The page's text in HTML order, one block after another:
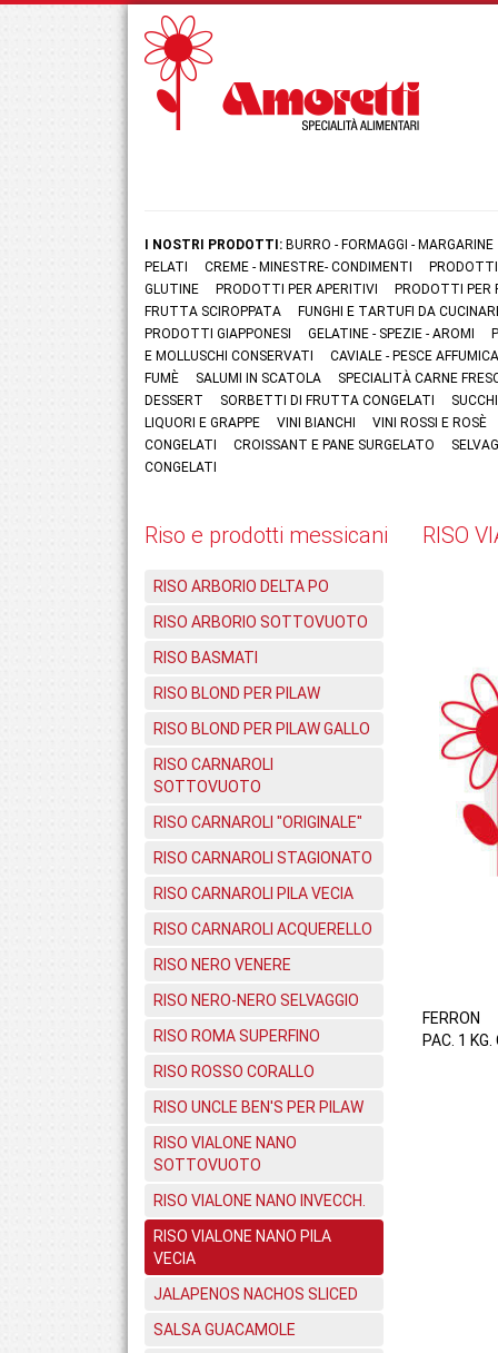
I NOSTRI PRODOTTI: BURRO - FORMAGGI - MARGARINE
PELATI
CREME - MINESTRE- CONDIMENTI
GLUTINE
PRODOTTI PER APERITIVI
PRODOTTI PER
FRUTTA SCIROPPATA
FUNGHI E TARTUFI DA
PRODOTTI GIAPPONESI
GELATINE - SPEZIE - AROMI
E MOLLUSCHI CONSERVATI
CAVIALE - PESCE
FUMÈ
SALUMI IN SCATOLA
SPECIALITÀ CARNE
DESSERT
SORBETTI DI FRUTTA CONGELATI
LIQUORI E GRAPPE
VINI BIANCHI
VINI ROSSI E ROSÈ
CONGELATI
CROISSANT E PANE SURGELATO
CONGELATI
Riso e prodotti messicani
RISO ARBORIO DELTA PO
RISO ARBORIO SOTTOVUOTO
RISO BASMATI
RISO BLOND PER PILAW
RISO BLOND PER PILAW GALLO
RISO CARNAROLI
SOTTOVUOTO
RISO CARNAROLI "ORIGINALE"
RISO CARNAROLI STAGIONATO
RISO CARNAROLI PILA VECIA
RISO CARNAROLI ACQUERELLO
RISO NERO VENERE
RISO NERO-NERO SELVAGGIO
RISO ROMA SUPERFINO
RISO ROSSO CORALLO
RISO UNCLE BEN'S PER PILAW
RISO VIALONE NANO
SOTTOVUOTO
RISO VIALONE NANO INVECCH.
RISO VIALONE NANO PILA
VECIA
JALAPENOS NACHOS SLICED
SALSA GUACAMOLE
RISO
FERRON
PAC. 1